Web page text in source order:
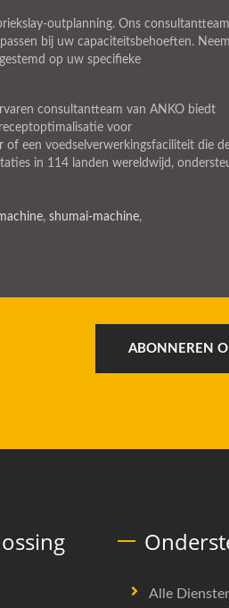
outplanning. Ons consultantteam
bij uw capaciteitsbehoeften. Neem
op uw specifieke
consultantteam van ANKO biedt
voor
een voedselverwerkingsfaciliteit die
in 114 landen wereldwijd,
, shumai-machine,
ABONNEREN
Alle